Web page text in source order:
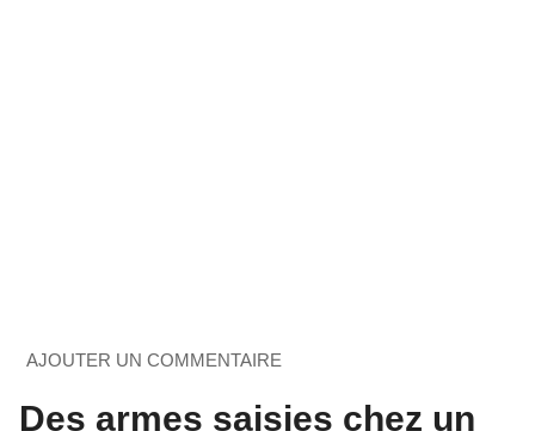
AJOUTER UN COMMENTAIRE
Des armes saisies chez un